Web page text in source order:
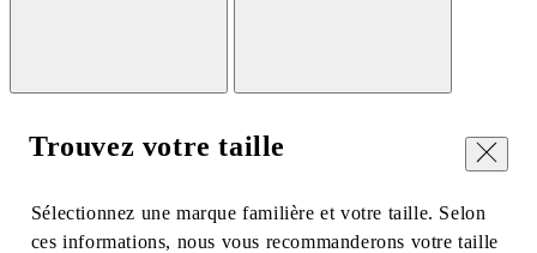
Fermer
Trouvez votre taille
Sélectionnez une marque familière et votre taille. Selon
ces informations, nous vous recommanderons votre taille